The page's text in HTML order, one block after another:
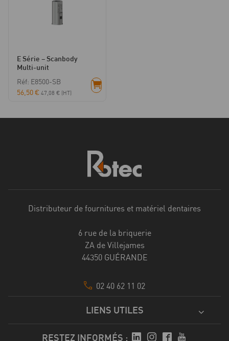
E Série – Scanbody
Multi-unit
Réf: E8500-SB
56,50€ 47,08 € (HT)
Distributeur de fournitures et matériel dentaires
6 rue de la briquerie
ZA de Villejames
44350 GUÉRANDE
02 40 62 11 02
LIENS UTILES
RESTEZ INFORMÉS :